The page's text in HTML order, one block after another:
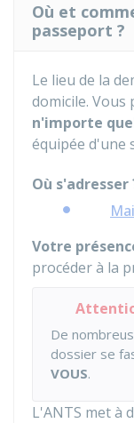
Où et
passeport ?
Le lieu de la
domicile. Vous
n'importe
équipée d'une
Où s'adresser
Votre
procéder à la
De
dossier se
VOUS.
L'ANTS met à